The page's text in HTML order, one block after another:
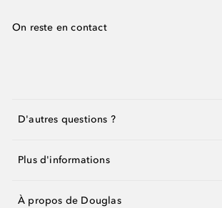
On reste en contact
D'autres questions ?
Plus d'informations
À propos de Douglas